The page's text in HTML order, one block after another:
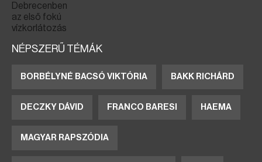
NÉPSZERŰ TÉMÁK
BORBÉLYNÉ BACSÓ VIKTÓRIA BAKK RICHÁRD
DECZKY DÁVID FRANCO BARESI HAEMA
MAGYAR RAPSZÓDIA